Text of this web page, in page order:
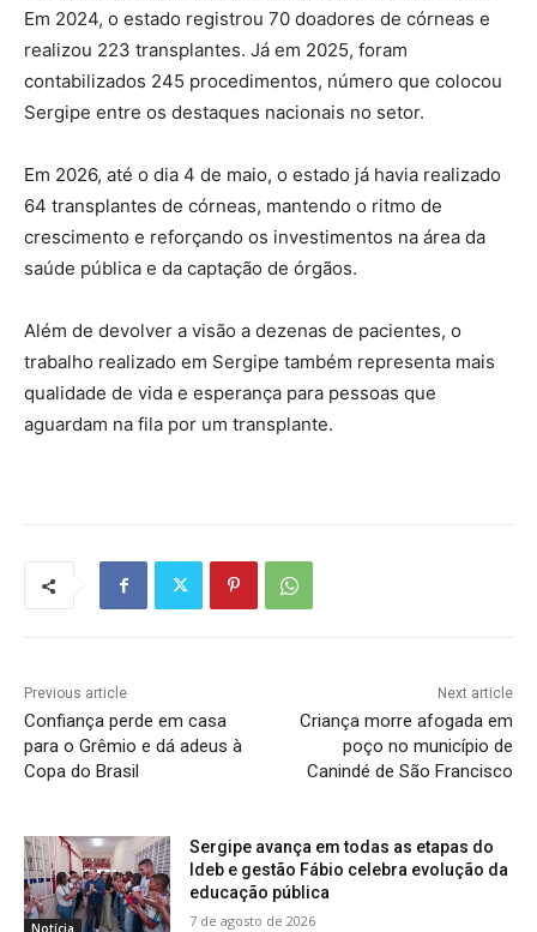
Em 2024, o estado registrou 70 doadores de córneas e
realizou 223 transplantes. Já em 2025, foram
contabilizados 245 procedimentos, número que colocou
Sergipe entre os destaques nacionais no setor.
Em 2026, até o dia 4 de maio, o estado já havia realizado
64 transplantes de córneas, mantendo o ritmo de
crescimento e reforçando os investimentos na área da
saúde pública e da captação de órgãos.
Além de devolver a visão a dezenas de pacientes, o
trabalho realizado em Sergipe também representa mais
qualidade de vida e esperança para pessoas que
aguardam na fila por um transplante.
Previous article
Confiança perde em casa
para o Grêmio e dá adeus à
Copa do Brasil
Next article
Criança morre afogada em
poço no município de
Canindé de São Francisco
Notícia
Sergipe avança em todas as etapas do
Ideb e gestão Fábio celebra evolução da
educação pública
7 de agosto de 2026